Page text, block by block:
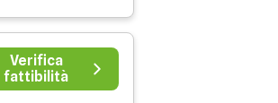
Verifica
fattibilità